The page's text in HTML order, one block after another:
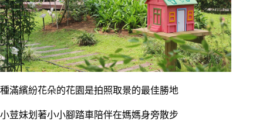
種滿繽紛花朵的花園是拍照取景的最佳勝地
小荳妹划著小小腳踏車陪伴在媽媽身旁散步